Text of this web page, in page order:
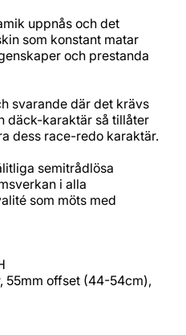
uppnås och det
som konstant matar
och prestanda
svarande där det krävs
däck-karaktär så tillåter
dess race-redo karaktär.
semitrådlösa
i alla
som möts med
55mm offset (44-54cm),